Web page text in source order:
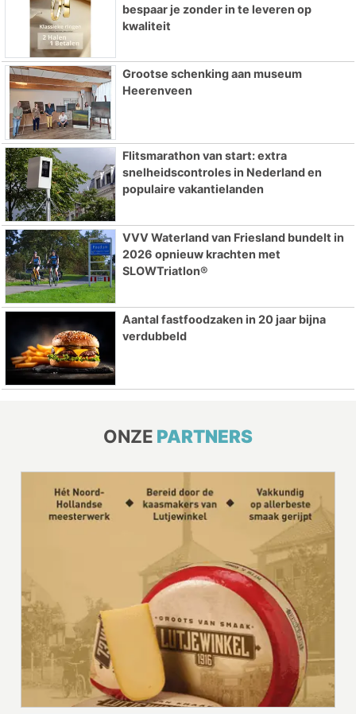
bespaar je zonder in te leveren op
kwaliteit
Grootse schenking aan museum
Heerenveen
Flitsmarathon van start: extra
snelheidscontroles in Nederland en
populaire vakantielanden
VVV Waterland van Friesland bundelt in
2026 opnieuw krachten met
SLOWTriatlon®
Aantal fastfoodzaken in 20 jaar bijna
verdubbeld
ONZE PARTNERS